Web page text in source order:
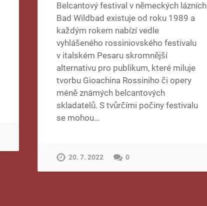
Belcantový festival v německých lázních
Bad Wildbad existuje od roku 1989 a
každým rokem nabízí vedle
vyhlášeného rossiniovského festivalu
v italském Pesaru skromnější
alternativu pro publikum, které miluje
tvorbu Gioachina Rossiniho či opery
méně známých belcantových
skladatelů. S tvůrčími počiny festivalu
se mohou…
20. 7. 2022 0